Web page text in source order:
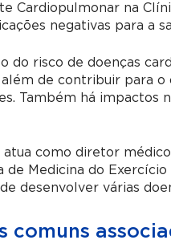
Cardiopulmonar na
negativas para a
do risco de doenças
além de contribuir para
Também há impactos
atua como diretor
de Medicina do
desenvolver várias
comuns